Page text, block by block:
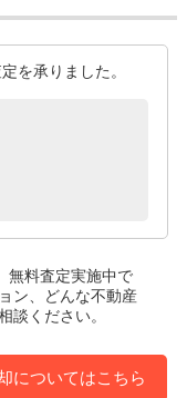
を承りました。
無料査定実施中で
ン、どんな不動産
談ください。
についてはこちら